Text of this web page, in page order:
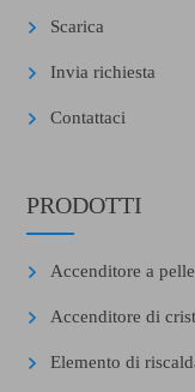
Scarica
Invia richiesta
Contattaci
PRODOTTI
Accenditore a
Accenditore di
Elemento di